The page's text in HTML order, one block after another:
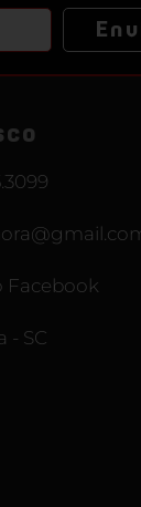
Facebook
- SC